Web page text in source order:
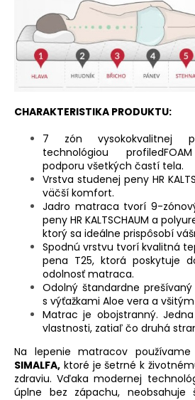
CHARAKTERISTIKA PRODUKTU:
7 zón vysokokvalitnej
technológiou
podporu všetkých častí tela.
Vrstva studenej peny HR
väčší komfort.
Jadro matraca tvorí 9-
peny HR KALTSCHAUM a
ktorý sa ideálne prispôsobí
Spodnú vrstvu tvorí kvalitná
pena T25, ktorá poskytuje
odolnosť matraca.
Odolný štandardne
s výťažkami Aloe vera a
Matrac je obojstranný.
vlastnosti, zatiaľ čo druhá
Na lepenie matracov
SIMALFA, ktoré je šetrné k
zdraviu. Vďaka modernej
úplne bez zápachu, neobsahuje